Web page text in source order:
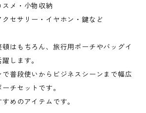
スメ・小物収納
クセサリー・イヤホン・鍵など
はもちろん、旅行用ポーチやバッグイ
します。
で普段使いからビジネスシーンまで幅広
チセットです。
めのアイテムです。